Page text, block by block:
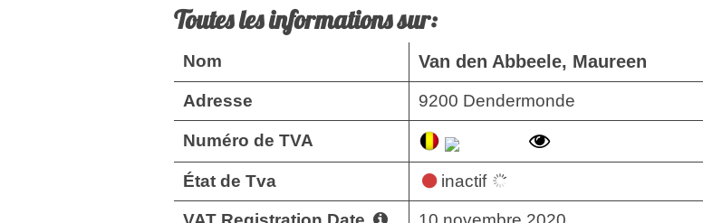
Toutes les informations sur:
Nom Van den Abbeele, Maureen
Adresse 9200 Dendermonde
Numéro de TVA
État de Tva inactif